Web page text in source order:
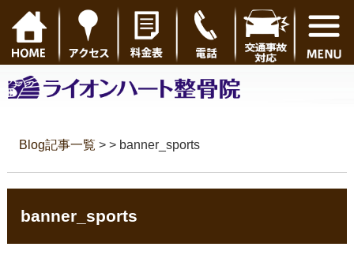
Blog記事一覧 > > banner_sports
banner_sports